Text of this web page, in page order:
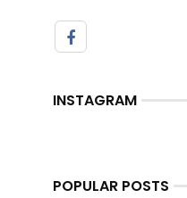
INSTAGRAM
POPULAR POSTS